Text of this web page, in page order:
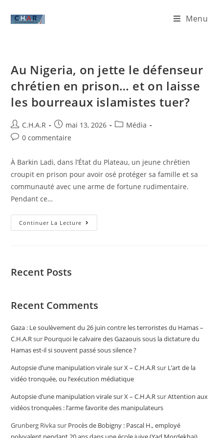
Menu
Au Nigeria, on jette le défenseur
chrétien en prison… et on laisse
les bourreaux islamistes tuer?
C.H.A.R mai 13, 2026
Média
0 commentaire
À Barkin Ladi, dans l’État du Plateau, un jeune chrétien
croupit en prison pour avoir osé protéger sa famille et sa
communauté avec une arme de fortune rudimentaire.
Pendant ce…
Continuer La Lecture
Recent Posts
Recent Comments
Gaza : Le soulèvement du 26 juin contre les terroristes du Hamas –
C.H.A.Rsur Pourquoi le calvaire des Gazaouis sous la dictature du
Hamas est-il si souvent passé sous silence ?
Autopsie d’une manipulation virale sur X – C.H.A.Rsur L’art de la
vidéo tronquée, ou l’exécution médiatique
Autopsie d’une manipulation virale sur X – C.H.A.RsurAttention aux
vidéos tronquées : l’arme favorite des manipulateurs
Grunberg Rivkasur Procès de Bobigny : Pascal H., employé